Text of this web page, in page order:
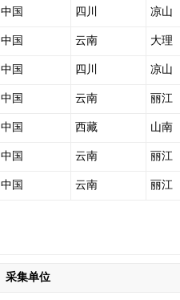
中国 四川 凉山
中国 云南 大理
中国 四川 凉山
中国 云南 丽江
中国 西藏 山南
中国 云南 丽江
中国 云南 丽江
采集单位